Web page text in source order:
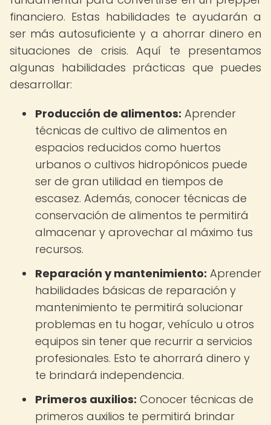
financiero. Estas habilidades te ayudarán a
ser más autosuficiente y a ahorrar dinero en
situaciones de crisis. Aquí te presentamos
algunas habilidades prácticas que puedes
desarrollar:
Producción de alimentos: Aprender
técnicas de cultivo de alimentos en
espacios reducidos como huertos
urbanos o cultivos hidropónicos puede
ser de gran utilidad en tiempos de
escasez. Además, conocer técnicas de
conservación de alimentos te permitirá
almacenar y aprovechar al máximo tus
recursos.
Reparación y mantenimiento: Aprender
habilidades básicas de reparación y
mantenimiento te permitirá solucionar
problemas en tu hogar, vehículo u otros
equipos sin tener que recurrir a servicios
profesionales. Esto te ahorrará dinero y
te brindará independencia.
Primeros auxilios: Conocer técnicas de
primeros auxilios te permitirá brindar